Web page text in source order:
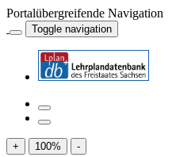
Portalübergreifende Navigation
Toggle navigation
+ 100% -